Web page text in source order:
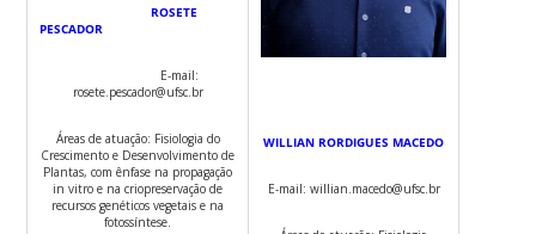
ROSETE
PESCADOR
E-mail:
rosete.pescador@ufsc.br
Áreas de atuação: Fisiologia do
Crescimento e Desenvolvimento de
Plantas, com ênfase na propagação
in vitro e na criopreservação de
recursos genéticos vegetais e na
fotossíntese.
WILLIAN RORDIGUES MACEDO
E-mail: willian.macedo@ufsc.br